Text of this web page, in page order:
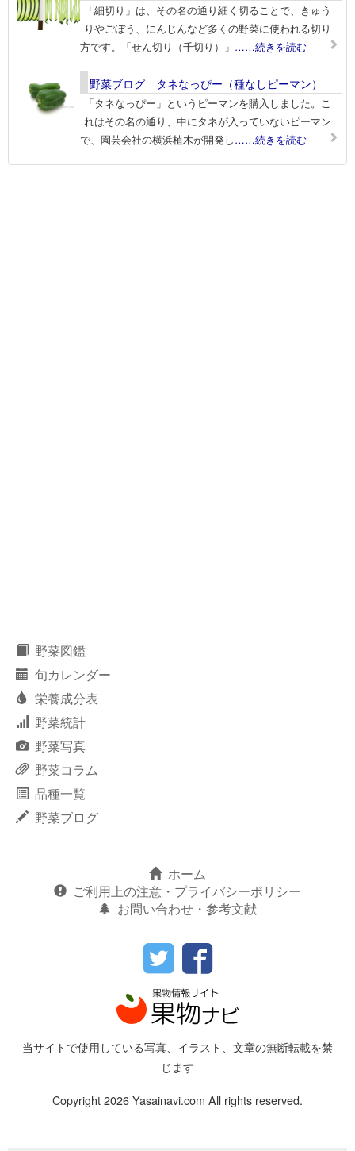
「細切り」は、その名の通り細く切ることで、きゅう
りやごぼう、にんじんなど多くの野菜に使われる切り
方です。「せん切り（千切り）」 ……続きを読む
野菜ブログ タネなっぴー（種なしピーマン）
「タネなっぴー」というピーマンを購入しました。こ
れはその名の通り、中にタネが入っていないピーマン
で、園芸会社の横浜植木が開発し……続きを読む
野菜図鑑
旬カレンダー
栄養成分表
野菜統計
野菜写真
野菜コラム
品種一覧
野菜ブログ
ホーム
ご利用上の注意・プライバシーポリシー
お問い合わせ・参考文献
当サイトで使用している写真、イラスト、文章の無断転載を禁
じます
Copyright 2026 Yasainavi.com All rights reserved.